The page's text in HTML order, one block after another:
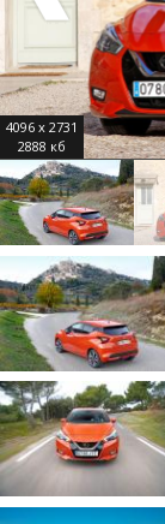
4096 x 2731
2888 кб